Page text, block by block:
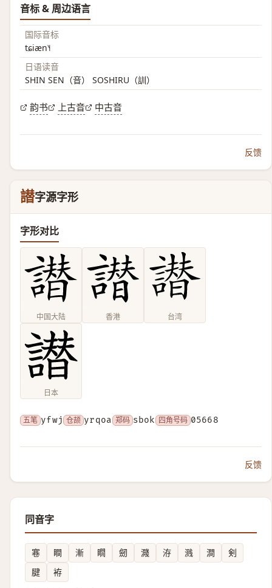
音标 & 周边语言
国际音标
tɕiæn˥˧
日语读音
SHIN SEN（音） SOSHIRU（訓）
韵书 上古音 中古音
反馈
譛字源字形
字形对比
中国大陆 香港 台湾
日本
五笔 yfwj 仓颉 yrqoa 郑码 sbok 四角号码 05668
反馈
同音字
寋 瞷 漸 瞯 劒 濺 洊 溅 澗
剣
腱
袸